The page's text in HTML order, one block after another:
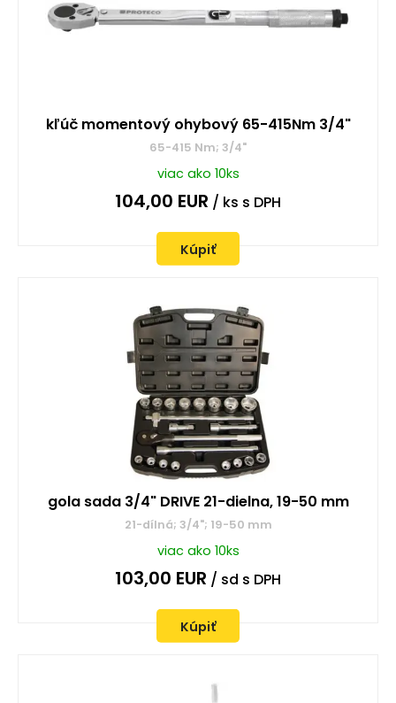
kľúč momentový ohybový 65-415Nm 3/4"
65-415 Nm; 3/4"
viac ako 10ks
104,00 EUR / ks s DPH
Kúpiť
gola sada 3/4" DRIVE 21-dielna, 19-50 mm
21-dílná; 3/4"; 19-50 mm
viac ako 10ks
103,00 EUR / sd s DPH
Kúpiť